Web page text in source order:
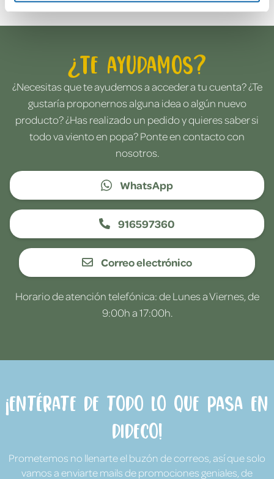
¿Te ayudamos?
¿Necesitas que te ayudemos a acceder a tu cuenta? ¿Te
gustaría proponernos alguna idea o algún nuevo
producto? ¿Has realizado un pedido y quieres saber si
todo va viento en popa? Ponte en contacto con
nosotros.
WhatsApp
916597360
Correo electrónico
Horario de atención telefónica: de Lunes a Viernes, de
9:00h a 17:00h.
¡Entérate de todo lo que pasa en
Dideco!
Prometemos no llenarte el buzón de correos, así que solo
vamos a enviarte mails de promociones geniales, de